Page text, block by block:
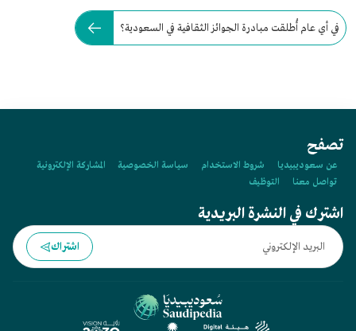
في أي عام أُطلقت مبادرة الجوائز الثقافية في السعودية؟
تصفح
عن سعوديبيديا شروط الاستخدام سياسة الخصوصية
المشاركة الإلكترونية
تواصل معنا
التوظيف
اشترك في النشرة البريدية
اشتراك